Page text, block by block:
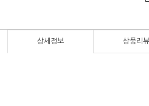
상세정보 상품리뷰